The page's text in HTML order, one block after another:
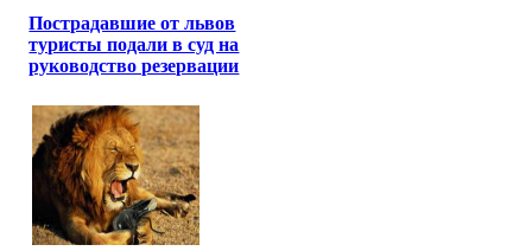
Пострадавшие от львов
туристы подали в суд на
руководство резервации